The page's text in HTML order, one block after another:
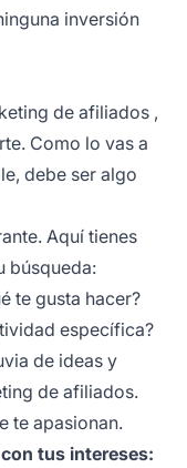
inversión
de afiliados ,
Como lo vas a
debe ser algo
Aquí tienes
búsqueda:
te gusta hacer?
específica?
de ideas y
de afiliados.
te apasionan.
tus intereses: